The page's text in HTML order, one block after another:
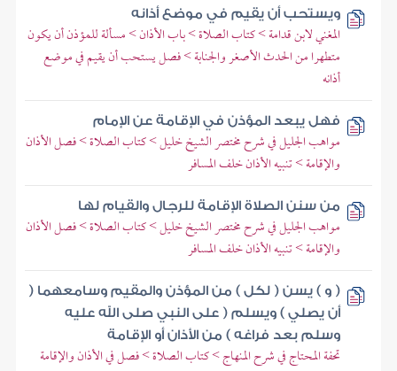
ويستحب أن يقيم في موضع أذانه
المغني لابن قدامة > كتاب الصلاة > باب الأذان > مسألة للمؤذن أن يكون
متطهرا من الحدث الأصغر والجنابة > فصل يستحب أن يقيم في موضع
أذانه
فهل يبعد المؤذن في الإقامة عن الإمام
مواهب الجليل في شرح مختصر الشيخ خليل > كتاب الصلاة > فصل الأذان
والإقامة > تنبيه الأذان خلف المسافر
من سنن الصلاة الإقامة للرجال والقيام لها
مواهب الجليل في شرح مختصر الشيخ خليل > كتاب الصلاة > فصل الأذان
والإقامة > تنبيه الأذان خلف المسافر
( و ) يسن ( لكل ) من المؤذن والمقيم وسامعهما (
أن يصلي ) ويسلم ( على النبي صلى الله عليه
وسلم بعد فراغه ) من الأذان أو الإقامة
تحفة المحتاج في شرح المنهاج > كتاب الصلاة > فصل في الأذان والإقامة